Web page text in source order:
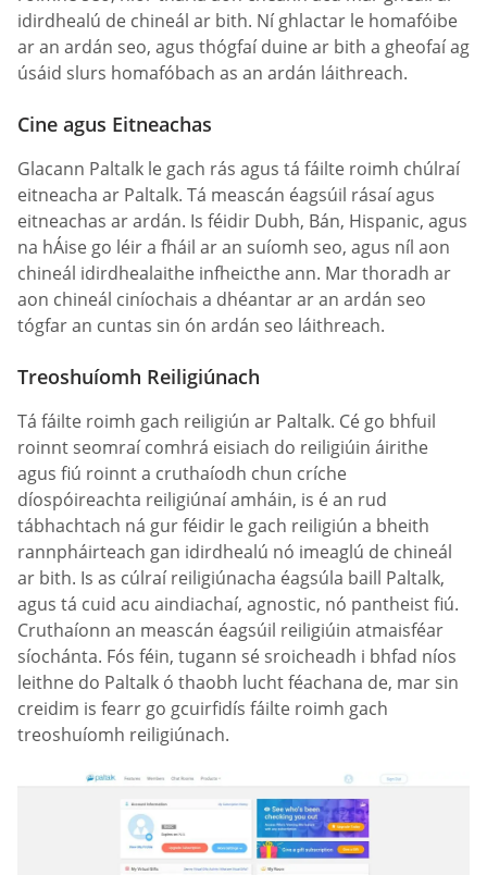
idirdhealú de chineál ar bith. Ní ghlactar le homafóibe
ar an ardán seo, agus thógfaí duine ar bith a gheofaí ag
úsáid slurs homafóbach as an ardán láithreach.
Cine agus Eitneachas
Glacann Paltalk le gach rás agus tá fáilte roimh chúlraí
eitneacha ar Paltalk. Tá meascán éagsúil rásaí agus
eitneachas ar ardán. Is féidir Dubh, Bán, Hispanic, agus
na hÁise go léir a fháil ar an suíomh seo, agus níl aon
chineál idirdhealaithe infheicthe ann. Mar thoradh ar
aon chineál ciníochais a dhéantar ar an ardán seo
tógfar an cuntas sin ón ardán seo láithreach.
Treoshuíomh Reiligiúnach
Tá fáilte roimh gach reiligiún ar Paltalk. Cé go bhfuil
roinnt seomraí comhrá eisiach do reiligiúin áirithe
agus fiú roinnt a cruthaíodh chun críche
díospóireachta reiligiúnaí amháin, is é an rud
tábhachtach ná gur féidir le gach reiligiún a bheith
rannpháirteach gan idirdhealú nó imeaglú de chineál
ar bith. Is as cúlraí reiligiúnacha éagsúla baill Paltalk,
agus tá cuid acu aindiachaí, agnostic, nó pantheist fiú.
Cruthaíonn an meascán éagsúil reiligiúin atmaisféar
síochánta. Fós féin, tugann sé sroicheadh i bhfad níos
leithne do Paltalk ó thaobh lucht féachana de, mar sin
creidim is fearr go gcuirfidís fáilte roimh gach
treoshuíomh reiligiúnach.